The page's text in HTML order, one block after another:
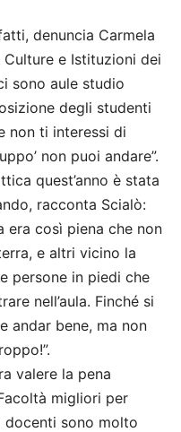
denuncia Carmela
Culture e Istituzioni dei
sono aule studio
degli studenti
non ti interessi di
non puoi andare”.
quest’anno è stata
racconta Scialò:
era così piena che non
e altri vicino la
persone in piedi che
nell’aula. Finché si
andar bene, ma non
valere la pena
migliori per
docenti sono molto